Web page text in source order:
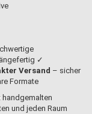
✓
Versand – sicher
Formate
handgemalten
und jeden Raum